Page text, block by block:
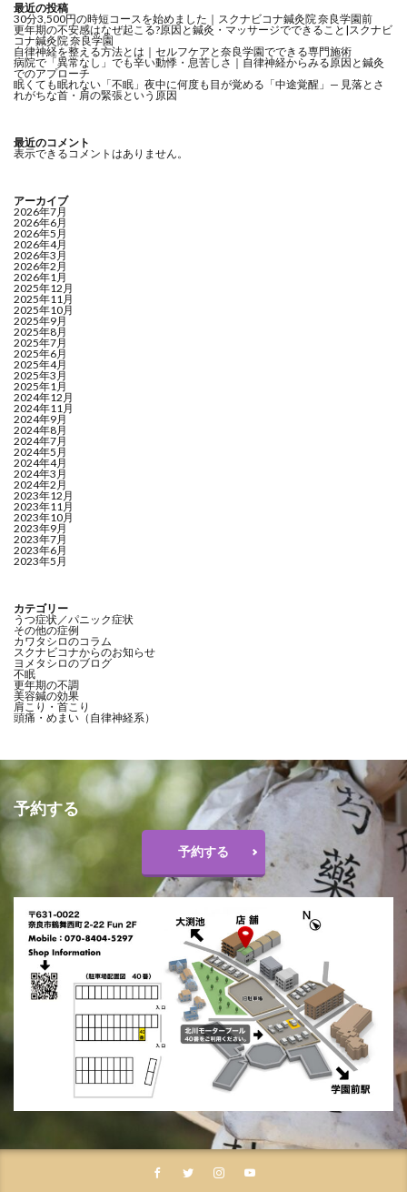
最近の投稿
30分3,500円の時短コースを始めました｜スクナビコナ鍼灸院 奈良学園前
更年期の不安感はなぜ起こる?原因と鍼灸・マッサージでできること|スクナビ
コナ鍼灸院 奈良学園
自律神経を整える方法とは｜セルフケアと奈良学園でできる専門施術
病院で「異常なし」でも辛い動悸・息苦しさ｜自律神経からみる原因と鍼灸
でのアプローチ
眠くても眠れない「不眠」夜中に何度も目が覚める「中途覚醒」— 見落とさ
れがちな首・肩の緊張という原因
最近のコメント
表示できるコメントはありません。
アーカイブ
2026年7月
2026年6月
2026年5月
2026年4月
2026年3月
2026年2月
2026年1月
2025年12月
2025年11月
2025年10月
2025年9月
2025年8月
2025年7月
2025年6月
2025年4月
2025年3月
2025年1月
2024年12月
2024年11月
2024年9月
2024年8月
2024年7月
2024年5月
2024年4月
2024年3月
2024年2月
2023年12月
2023年11月
2023年10月
2023年9月
2023年7月
2023年6月
2023年5月
カテゴリー
うつ症状／パニック症状
その他の症例
カワタシロのコラム
スクナビコナからのお知らせ
ヨメタシロのブログ
不眠
更年期の不調
美容鍼の効果
肩こり・首こり
頭痛・めまい（自律神経系）
予約する
予約する